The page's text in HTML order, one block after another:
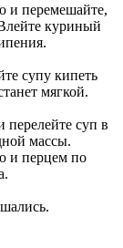
и перемешайте,
куриный
супу кипеть
мягкой.
перелейте суп в
массы.
и перцем по